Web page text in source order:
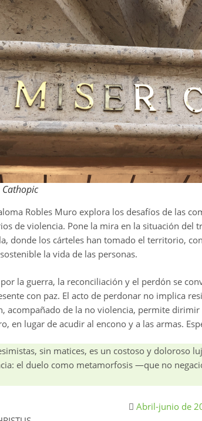
Robles Muro explora los desafíos de las
de violencia. Pone la mira en la situación del
donde los cárteles han tomado el territorio,
la vida de las personas.
la guerra, la reconciliación y el perdón se
con paz. El acto de perdonar no implica
acompañado de la no violencia, permite
en lugar de acudir al encono y a las armas.
sin matices, es un costoso y doloroso
el duelo como metamorfosis —que no
Abril-junio de